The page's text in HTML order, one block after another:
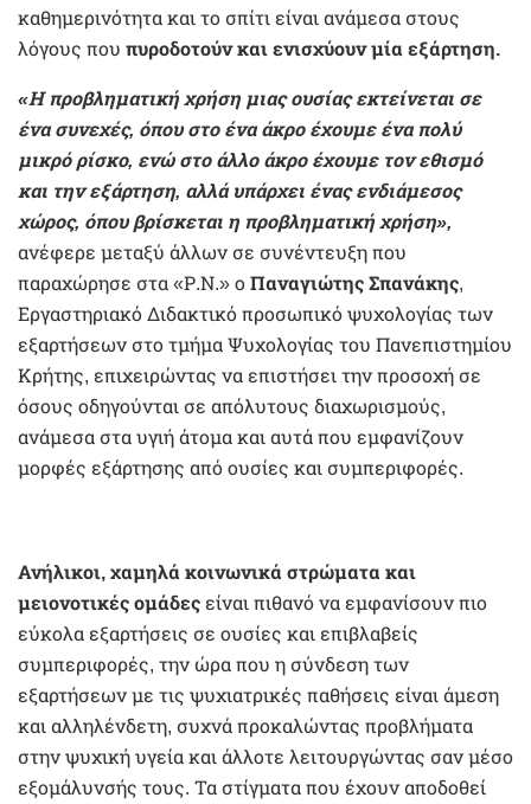
καθημερινότητα και το σπίτι είναι ανάμεσα στους
λόγους που πυροδοτούν και ενισχύουν μία εξάρτηση.
«Η προβληματική χρήση μιας ουσίας εκτείνεται σε
ένα συνεχές, όπου στο ένα άκρο έχουμε ένα πολύ
μικρό ρίσκο, ενώ στο άλλο άκρο έχουμε τον εθισμό
και την εξάρτηση, αλλά υπάρχει ένας ενδιάμεσος
χώρος, όπου βρίσκεται η προβληματική χρήση»,
ανέφερε μεταξύ άλλων σε συνέντευξη που
παραχώρησε στα «Ρ.Ν.» ο Παναγιώτης Σπανάκης,
Εργαστηριακό Διδακτικό προσωπικό ψυχολογίας των
εξαρτήσεων στο τμήμα Ψυχολογίας του Πανεπιστημίου
Κρήτης, επιχειρώντας να επιστήσει την προσοχή σε
όσους οδηγούνται σε απόλυτους διαχωρισμούς,
ανάμεσα στα υγιή άτομα και αυτά που εμφανίζουν
μορφές εξάρτησης από ουσίες και συμπεριφορές.
Ανήλικοι, χαμηλά κοινωνικά στρώματα και
μειονοτικές ομάδες είναι πιθανό να εμφανίσουν πιο
εύκολα εξαρτήσεις σε ουσίες και επιβλαβείς
συμπεριφορές, την ώρα που η σύνδεση των
εξαρτήσεων με τις ψυχιατρικές παθήσεις είναι άμεση
και αλληλένδετη, συχνά προκαλώντας προβλήματα
στην ψυχική υγεία και άλλοτε λειτουργώντας σαν μέσο
εξομάλυνσής τους. Τα στίγματα που έχουν αποδοθεί